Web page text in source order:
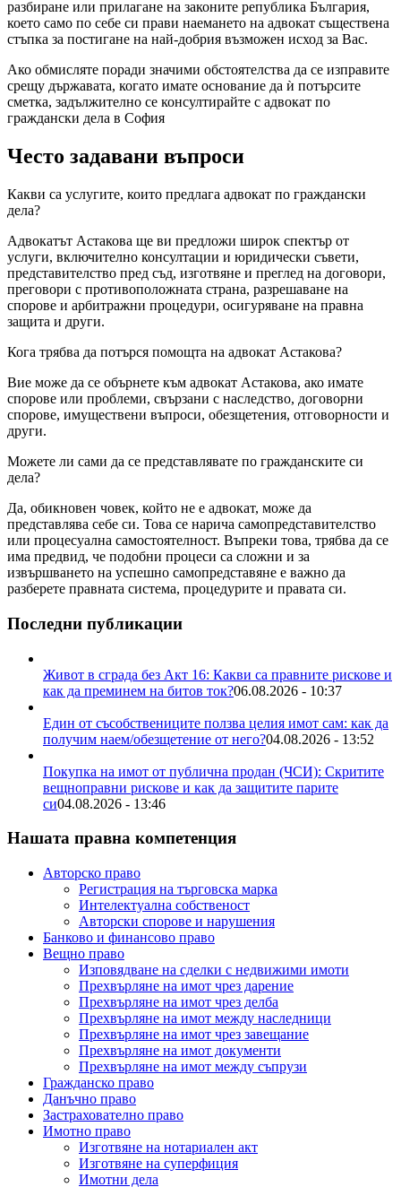
разбиране или прилагане на законите република България,
което само по себе си прави наемането на адвокат съществена
стъпка за постигане на най-добрия възможен исход за Вас.
Ако обмисляте поради значими обстоятелства да се изправите
срещу държавата, когато имате основание да ѝ потърсите
сметка, задължително се консултирайте с адвокат по
граждански дела в София
Често задавани въпроси
Какви са услугите, които предлага адвокат по граждански
дела?
Адвокатът Астакова ще ви предложи широк спектър от
услуги, включително консултации и юридически съвети,
представителство пред съд, изготвяне и преглед на договори,
преговори с противоположната страна, разрешаване на
спорове и арбитражни процедури, осигуряване на правна
защита и други.
Кога трябва да потърся помощта на адвокат Астакова?
Вие може да се обърнете към адвокат Астакова, ако имате
спорове или проблеми, свързани с наследство, договорни
спорове, имуществени въпроси, обезщетения, отговорности и
други.
Можете ли сами да се представлявате по гражданските си
дела?
Да, обикновен човек, който не е адвокат, може да
представлява себе си. Това се нарича самопредставителство
или процесуална самостоятелност. Въпреки това, трябва да се
има предвид, че подобни процеси са сложни и за
извършването на успешно самопредставяне е важно да
разберете правната система, процедурите и правата си.
Последни публикации
Живот в сграда без Акт 16: Какви са правните рискове и
как да преминем на битов ток?06.08.2026 - 10:37
Един от съсобствениците ползва целия имот сам: как да
получим наем/обезщетение от него?04.08.2026 - 13:52
Покупка на имот от публична продан (ЧСИ): Скритите
вещноправни рискове и как да защитите парите
си04.08.2026 - 13:46
Нашата правна компетенция
Авторско право
Регистрация на търговска марка
Интелектуална собственост
Авторски спорове и нарушения
Банково и финансово право
Вещно право
Изповядване на сделки с недвижими имоти
Прехвърляне на имот чрез дарение
Прехвърляне на имот чрез делба
Прехвърляне на имот между наследници
Прехвърляне на имот чрез завещание
Прехвърляне на имот документи
Прехвърляне на имот между съпрузи
Гражданско право
Данъчно право
Застрахователно право
Имотно право
Изготвяне на нотариален акт
Изготвяне на суперфиция
Имотни дела